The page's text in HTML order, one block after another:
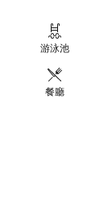
游泳池
餐廳